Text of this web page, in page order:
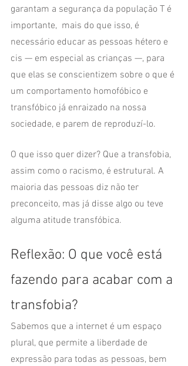
garantam a segurança da população T é
importante,  mais do que isso, é
necessário educar as pessoas hétero e
cis — em especial as crianças —, para
que elas se conscientizem sobre o que é
um comportamento homofóbico e
transfóbico já enraizado na nossa
sociedade, e parem de reproduzí-lo.
O que isso quer dizer? Que a transfobia,
assim como o racismo, é estrutural. A
maioria das pessoas diz não ter
preconceito, mas já disse algo ou teve
alguma atitude transfóbica.
Reflexão: O que você está
fazendo para acabar com a
transfobia?
Sabemos que a internet é um espaço
plural, que permite a liberdade de
expressão para todas as pessoas, bem